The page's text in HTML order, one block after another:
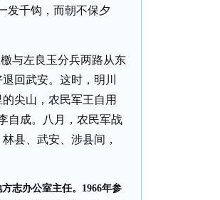
发千钩，而朝不保夕
与左良玉分兵两路从东
回武安。这时，明川
的尖山，农民军王自用
自成。八月，农民军战
县、武安、涉县间，
志办公室主任。1966年参